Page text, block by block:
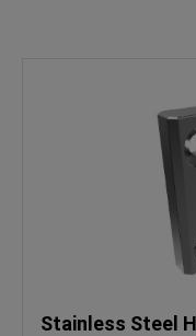
Stainless Steel